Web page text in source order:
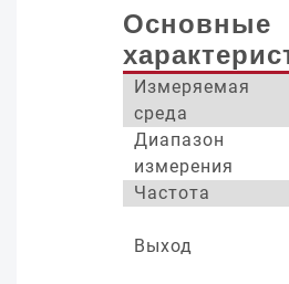
Основные
Измеряемая
среда
Диапазон
измерения
Частота
Выход